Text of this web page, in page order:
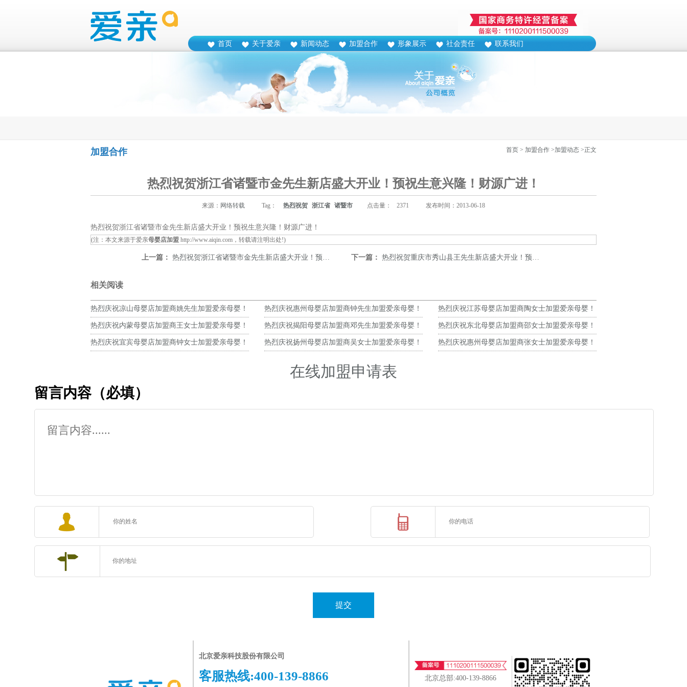
首页 关于爱亲 新闻动态 加盟合作 形象展示 社会责任 联系我们
加盟合作 首页 > 加盟合作 >加盟动态 >正文
热烈祝贺浙江省诸暨市金先生新店盛大开业！预祝生意兴隆！财源广进！
来源： 网络转载 Tag： 热烈祝贺 浙江省 诸暨市 点击量： 2371 发布时间：2013-06-18
热烈祝贺浙江省诸暨市金先生新店盛大开业！预祝生意兴隆！财源广进！
(注：本文来源于爱亲母婴店加盟 http://www.aiqin.com ，转载请注明出处!)
上一篇： 热烈祝贺浙江省诸暨市金先生新店盛大开业！预祝生意兴隆！财源广进！ 下一篇： 热烈祝贺重庆市秀山县王先生新店盛大开业！预祝生意兴隆！财源广进！
相关阅读
热烈庆祝凉山母婴店加盟商姚先生加盟爱亲母婴！
预祝生意兴隆！
热烈庆祝惠州母婴店加盟商钟先生加盟爱亲母婴！
预祝生意兴隆！
热烈庆祝江苏母婴店加盟商陶女士加盟爱亲母婴！
预祝生意兴隆！
热烈庆祝内蒙母婴店加盟商王女士加盟爱亲母婴！
预祝生意兴隆！
热烈庆祝揭阳母婴店加盟商邓先生加盟爱亲母婴！
预祝生意兴隆！
热烈庆祝东北母婴店加盟商邵女士加盟爱亲母婴！
预祝生意兴隆！
热烈庆祝宜宾母婴店加盟商钟女士加盟爱亲母婴！ 热烈庆祝扬州母婴店加盟商吴女士加盟爱亲母婴！ 热烈庆祝惠州母婴店加盟商张女士加盟爱亲母婴！
在线加盟申请表
留言内容（必填）
提交
北京爱亲科技股份有限公司
客服热线:400-139-8866 北京总部:400-139-8866